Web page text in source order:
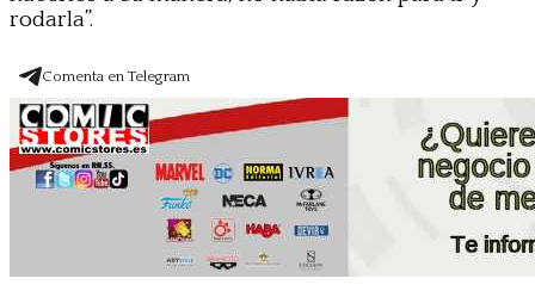
rodarla”.
Comenta en Telegram